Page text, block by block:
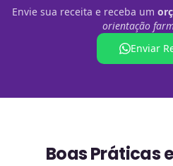
Envie sua receita e receba um
orientação
Enviar
Boas Práticas